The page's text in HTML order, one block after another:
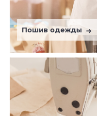
Пошив одежды